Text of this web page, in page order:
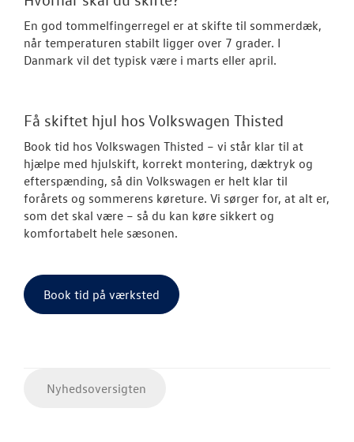
En god tommelfingerregel er at skifte til sommerdæk,
når temperaturen stabilt ligger over 7 grader. I
Danmark vil det typisk være i marts eller april.
Få skiftet hjul hos Volkswagen Thisted
Book tid hos Volkswagen Thisted – vi står klar til at
hjælpe med hjulskift, korrekt montering, dæktryk og
efterspænding, så din Volkswagen er helt klar til
forårets og sommerens køreture. Vi sørger for, at alt er,
som det skal være – så du kan køre sikkert og
komfortabelt hele sæsonen.
Book tid på værksted
Nyhedsoversigten